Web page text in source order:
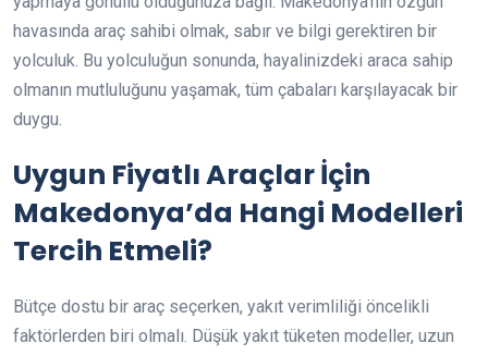
havasında araç sahibi olmak, sabır ve bilgi gerektiren bir
yolculuk. Bu yolculuğun sonunda, hayalinizdeki araca sahip
olmanın mutluluğunu yaşamak, tüm çabaları karşılayacak bir
duygu.
Uygun Fiyatlı Araçlar İçin
Makedonya’da Hangi Modelleri
Tercih Etmeli?
Bütçe dostu bir araç seçerken, yakıt verimliliği öncelikli
faktörlerden biri olmalı. Düşük yakıt tüketen modeller, uzun